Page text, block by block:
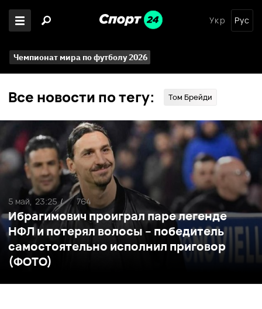
Укр Рус
Чемпионат мира по футболу 2026
Все новости по тегу: Том Брейди
Ибрагимович проиграл паре легенде
НФЛ и потерял волосы – победитель
самостоятельно исполнил приговор
(ФОТО)
5 май, 23:25 / 764